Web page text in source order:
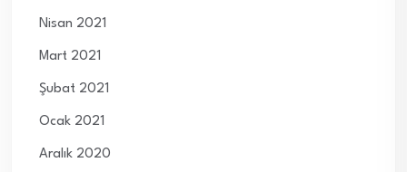
Nisan 2021
Mart 2021
Şubat 2021
Ocak 2021
Aralık 2020